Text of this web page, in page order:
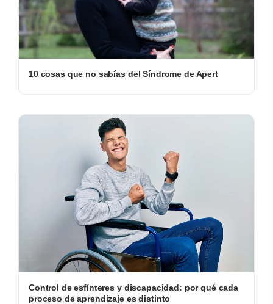
10 cosas que no sabías del Síndrome de Apert
Control de esfínteres y discapacidad: por qué cada
proceso de aprendizaje es distinto